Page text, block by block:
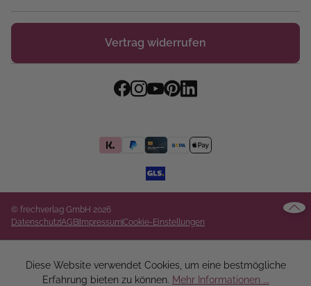
Vertrag widerrufen
© frechverlag GmbH 2026
DatenschutzAGB ImpressumCookie-Einstellungen
Diese Website verwendet Cookies, um eine bestmögliche
Erfahrung bieten zu können. Mehr Informationen ...